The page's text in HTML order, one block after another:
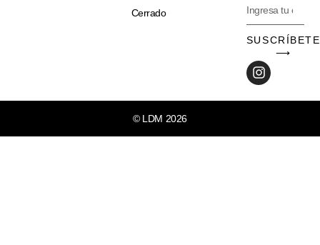
Cerrado
SUSCRÍBETE
⟶
© LDM 2026